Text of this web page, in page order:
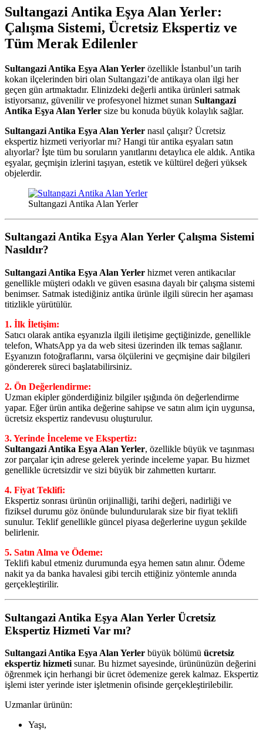
Sultangazi Antika Eşya Alan Yerler:
Çalışma Sistemi, Ücretsiz Ekspertiz ve
Tüm Merak Edilenler
Sultangazi Antika Eşya Alan Yerler özellikle İstanbul’un tarih
kokan ilçelerinden biri olan Sultangazi’de antikaya olan ilgi her
geçen gün artmaktadır. Elinizdeki değerli antika ürünleri satmak
istiyorsanız, güvenilir ve profesyonel hizmet sunan Sultangazi
Antika Eşya Alan Yerler size bu konuda büyük kolaylık sağlar.
Sultangazi Antika Eşya Alan Yerler nasıl çalışır? Ücretsiz
ekspertiz hizmeti veriyorlar mı? Hangi tür antika eşyaları satın
alıyorlar? İşte tüm bu soruların yanıtlarını detaylıca ele aldık. Antika
eşyalar, geçmişin izlerini taşıyan, estetik ve kültürel değeri yüksek
objelerdir.
Sultangazi Antika Alan Yerler
Sultangazi Antika Eşya Alan Yerler Çalışma Sistemi
Nasıldır?
Sultangazi Antika Eşya Alan Yerler hizmet veren antikacılar
genellikle müşteri odaklı ve güven esasına dayalı bir çalışma sistemi
benimser. Satmak istediğiniz antika ürünle ilgili sürecin her aşaması
titizlikle yürütülür.
1. İlk İletişim:
Satıcı olarak antika eşyanızla ilgili iletişime geçtiğinizde, genellikle
telefon, WhatsApp ya da web sitesi üzerinden ilk temas sağlanır.
Eşyanızın fotoğraflarını, varsa ölçülerini ve geçmişine dair bilgileri
göndererek süreci başlatabilirsiniz.
2. Ön Değerlendirme:
Uzman ekipler gönderdiğiniz bilgiler ışığında ön değerlendirme
yapar. Eğer ürün antika değerine sahipse ve satın alım için uygunsa,
ücretsiz ekspertiz randevusu oluşturulur.
3. Yerinde İnceleme ve Ekspertiz:
Sultangazi Antika Eşya Alan Yerler, özellikle büyük ve taşınması
zor parçalar için adrese gelerek yerinde inceleme yapar. Bu hizmet
genellikle ücretsizdir ve sizi büyük bir zahmetten kurtarır.
4. Fiyat Teklifi:
Ekspertiz sonrası ürünün orijinalliği, tarihi değeri, nadirliği ve
fiziksel durumu göz önünde bulundurularak size bir fiyat teklifi
sunulur. Teklif genellikle güncel piyasa değerlerine uygun şekilde
belirlenir.
5. Satın Alma ve Ödeme:
Teklifi kabul etmeniz durumunda eşya hemen satın alınır. Ödeme
nakit ya da banka havalesi gibi tercih ettiğiniz yöntemle anında
gerçekleştirilir.
Sultangazi Antika Eşya Alan Yerler Ücretsiz
Ekspertiz Hizmeti Var mı?
Sultangazi Antika Eşya Alan Yerler büyük bölümü ücretsiz
ekspertiz hizmeti sunar. Bu hizmet sayesinde, ürününüzün değerini
öğrenmek için herhangi bir ücret ödemenize gerek kalmaz. Ekspertiz
işlemi ister yerinde ister işletmenin ofisinde gerçekleştirilebilir.
Uzmanlar ürünün:
Yaşı,